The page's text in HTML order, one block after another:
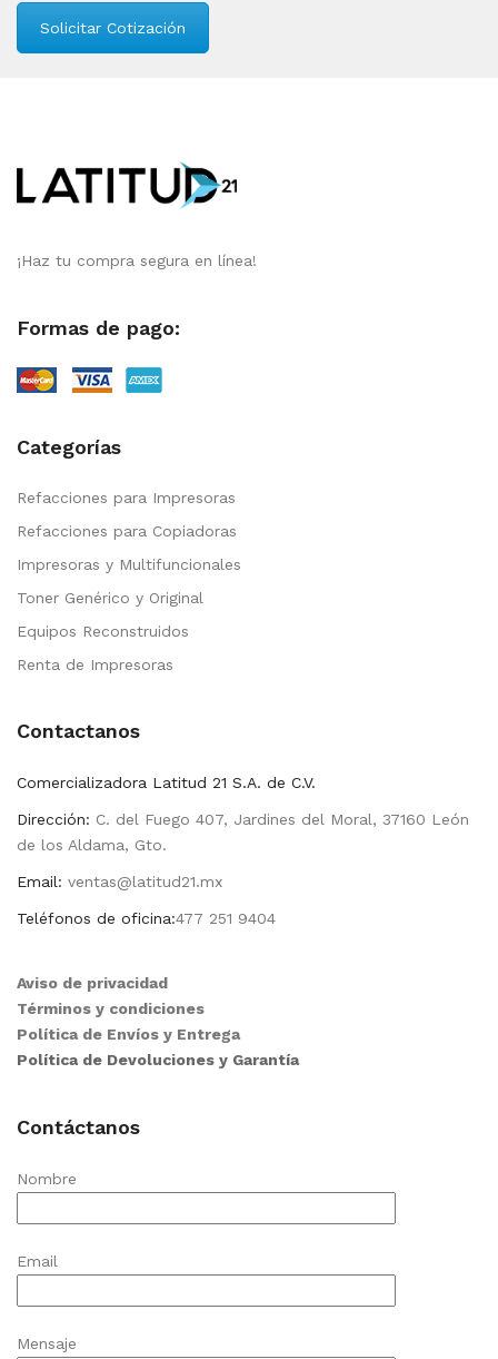
Solicitar Cotización
¡Haz tu compra segura en línea!
Formas de pago:
Categorías
Refacciones para Impresoras
Refacciones para Copiadoras
Impresoras y Multifuncionales
Toner Genérico y Original
Equipos Reconstruidos
Renta de Impresoras
Contactanos
Comercializadora Latitud 21 S.A. de C.V.
Dirección: C. del Fuego 407, Jardines del Moral, 37160 León
de los Aldama, Gto.
Email: ventas@latitud21.mx
Teléfonos de oficina:477 251 9404
Aviso de privacidad
Términos y condiciones
Política de Envíos y Entrega
Política de Devoluciones y Garantía
Contáctanos
Nombre
Email
Mensaje